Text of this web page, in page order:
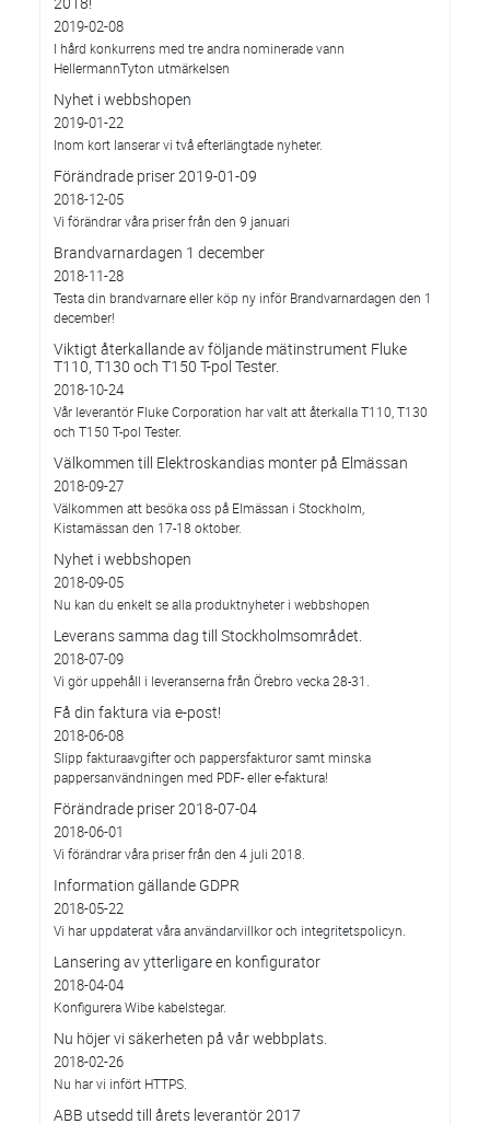
2019-02-08
I hård konkurrens med tre andra nominerade vann
HellermannTyton utmärkelsen
Nyhet i webbshopen
2019-01-22
Inom kort lanserar vi två efterlängtade nyheter.
Förändrade priser 2019-01-09
2018-12-05
Vi förändrar våra priser från den 9 januari
Brandvarnardagen 1 december
2018-11-28
Testa din brandvarnare eller köp ny inför Brandvarnardagen den 1
december!
Viktigt återkallande av följande mätinstrument Fluke
T110, T130 och T150 T-pol Tester.
2018-10-24
Vår leverantör Fluke Corporation har valt att återkalla T110, T130
och T150 T-pol Tester.
Välkommen till Elektroskandias monter på Elmässan
2018-09-27
Välkommen att besöka oss på Elmässan i Stockholm,
Kistamässan den 17-18 oktober.
Nyhet i webbshopen
2018-09-05
Nu kan du enkelt se alla produktnyheter i webbshopen
Leverans samma dag till Stockholmsområdet.
2018-07-09
Vi gör uppehåll i leveranserna från Örebro vecka 28-31.
Få din faktura via e-post!
2018-06-08
Slipp fakturaavgifter och pappersfakturor samt minska
pappersanvändningen med PDF- eller e-faktura!
Förändrade priser 2018-07-04
2018-06-01
Vi förändrar våra priser från den 4 juli 2018.
Information gällande GDPR
2018-05-22
Vi har uppdaterat våra användarvillkor och integritetspolicyn.
Lansering av ytterligare en konfigurator
2018-04-04
Konfigurera Wibe kabelstegar.
Nu höjer vi säkerheten på vår webbplats.
2018-02-26
Nu har vi infört HTTPS.
ABB utsedd till årets leverantör 2017